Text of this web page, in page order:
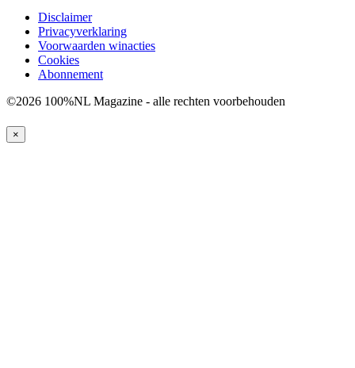
Disclaimer
Privacyverklaring
Voorwaarden winacties
Cookies
Abonnement
©2026 100%NL Magazine - alle rechten voorbehouden
×